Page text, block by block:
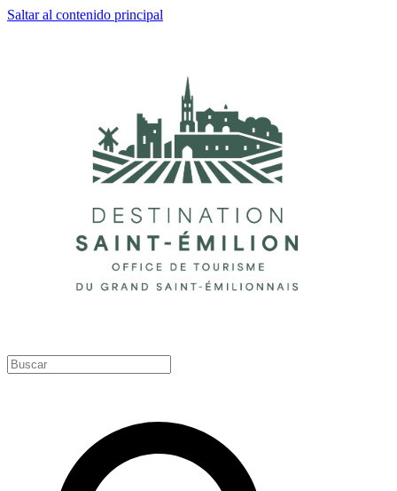
Saltar al contenido principal